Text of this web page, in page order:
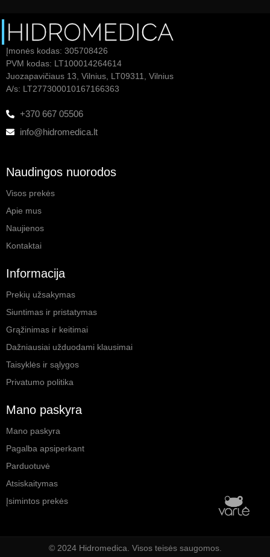
Įmonės kodas: 305708426
PVM kodas: LT100014264614
Juozapavičiaus 13, Vilnius, LT09311, Vilnius
A/s: LT277300010167166363
+370 667 05506
info@hidromedica.lt
Naudingos nuorodos
Visos prekės
Apie mus
Naujienos
Kontaktai
Informacija
Prekių užsakymas
Siuntimas ir pristatymas
Grąžinimas ir keitimai
Dažniausiai užduodami klausimai
Taisyklės ir sąlygos
Privatumo politika
Mano paskyra
Mano paskyra
Pagalba apsiperkant
Parduotuvė
Atsiskaitymas
Įsimintos prekės
© 2024 Hidromedica. Visos teisės saugomos.